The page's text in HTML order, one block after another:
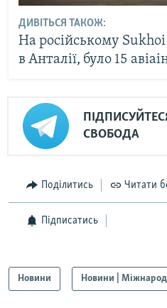
ДИВІТЬСЯ ТАКОЖ:
На російському
в Анталії, було 15
СВОБОДА
Поділитись Читати
Підписатись
Новини Новини |